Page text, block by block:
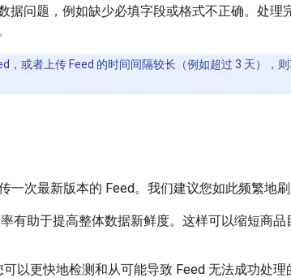
据问题，例如缺少必填字段或格式不正确。处理
，或者上传 Feed 的时间间隔较长（例如超过 3 天），
一次最新版本的 Feed。我们建议您如此频繁地
有助于提高整体数据新鲜度。这样可以缩短商
以更快地检测和从可能导致 Feed 无法成功处理